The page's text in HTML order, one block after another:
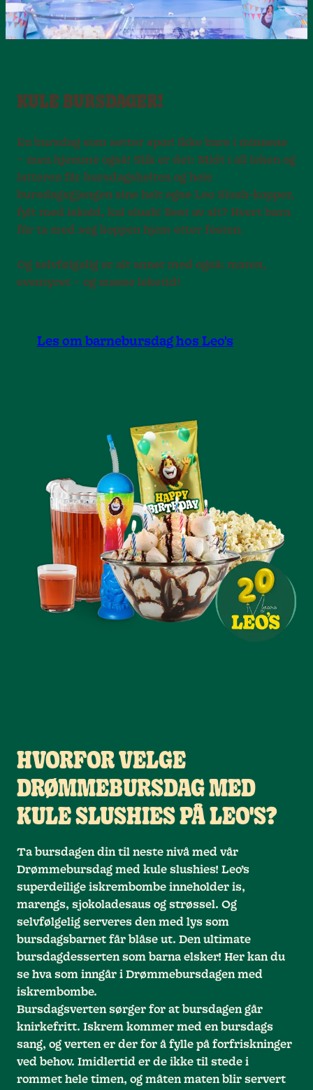
KULE BURSDAGER!
En bursdag som setter spor! Ikke bare i minnene
– men hjemme også! Slik er det: Midt i all leken og
latteren får bursdagshelten og hele
bursdagsgjengen sine helt egne Leo Slush-kopper,
fylt med iskald, kul slush! Best av alt? Hvert barn
får ta med seg koppen hjem etter festen.
Og selvfølgelig er alt annet med også: maten,
eventyret – og masse leketid!
Les om barnebursdag hos Leo's
HVORFOR VELGE
DRØMMEBURSDAG MED
KULE SLUSHIES PÅ LEO'S?
Ta bursdagen din til neste nivå med vår
Drømmebursdag med kule slushies! Leo’s
superdeilige iskrembombe inneholder is,
marengs, sjokoladesaus og strøssel. Og
selvfølgelig serveres den med lys som
bursdagsbarnet får blåse ut. Den ultimate
bursdagdesserten som barna elsker! Her kan du
se hva som inngår i Drømmebursdagen med
iskrembombe.
Bursdagsverten sørger for at bursdagen går
knirkefritt. Iskrem kommer med en bursdags
sang, og verten er der for å fylle på forfriskninger
ved behov. Imidlertid er de ikke til stede i
rommet hele timen, og måten maten blir servert